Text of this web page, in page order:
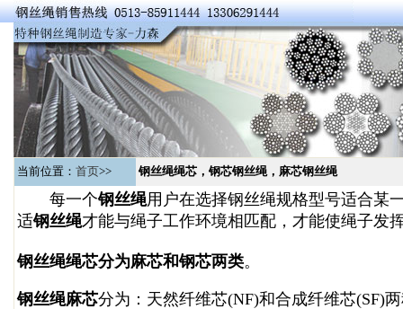
当前位置： 首页>> 钢丝绳绳芯，钢芯钢丝绳，麻芯钢丝绳
每一个钢丝绳用户在选择钢丝绳规格型号适合某
适钢丝绳才能与绳子工作环境相匹配，才能使绳子发
钢丝绳绳芯分为麻芯和钢芯两类。
钢丝绳麻芯分为：天然纤维芯(NF)和合成纤维芯(SF)